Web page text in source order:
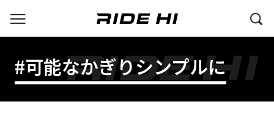
#可能なかぎりシンプルに